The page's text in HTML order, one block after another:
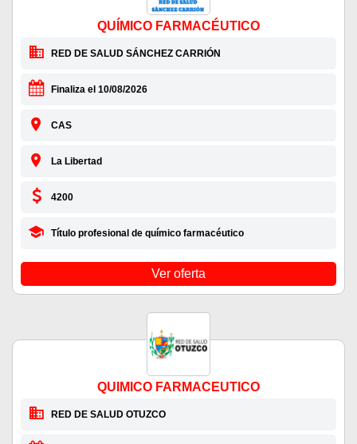
QUÍMICO FARMACÉUTICO
RED DE SALUD SÁNCHEZ CARRIÓN
Finaliza el 10/08/2026
CAS
La Libertad
4200
Título profesional de químico farmacéutico
Ver oferta
QUIMICO FARMACEUTICO
RED DE SALUD OTUZCO